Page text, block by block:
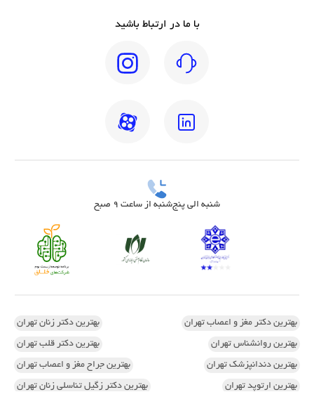
با ما در ارتباط باشید
شنبه الی پنج‌شنبه از ساعت 9 صبح
بهترین دکتر مغز و اعصاب تهران بهترین دکتر زنان تهران
بهترین روانشناس تهران بهترین دکتر قلب تهران
بهترین دندانپزشک تهران بهترین جراح مغز و اعصاب تهران
بهترین ارتوپد تهران بهترین دکتر زگیل تناسلی زنان تهران